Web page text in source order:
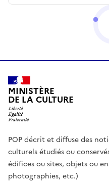
MINISTÈRE
DE LA CULTURE
POP décrit et diffuse des
culturels étudiés ou
édifices ou sites, objets ou
photographies, etc.)